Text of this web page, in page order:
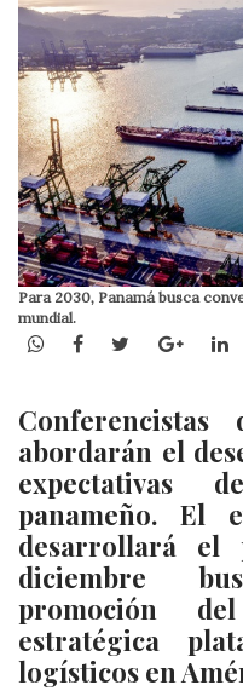
Para 2030, Panamá busca
mundial.
WhatsApp
Facebook
Twitter
abordarán el
expectativas
panameño. El
desarrollará el
diciembre
promoción
estratégica
logísticos en